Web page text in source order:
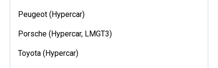
Peugeot (Hypercar)
Porsche (Hypercar, LMGT3)
Toyota (Hypercar)